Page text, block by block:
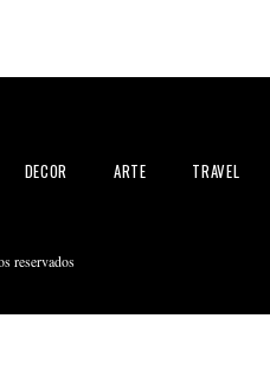
DECOR ARTE TRAVEL
reservados